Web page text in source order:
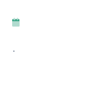
Wydarzenia
.